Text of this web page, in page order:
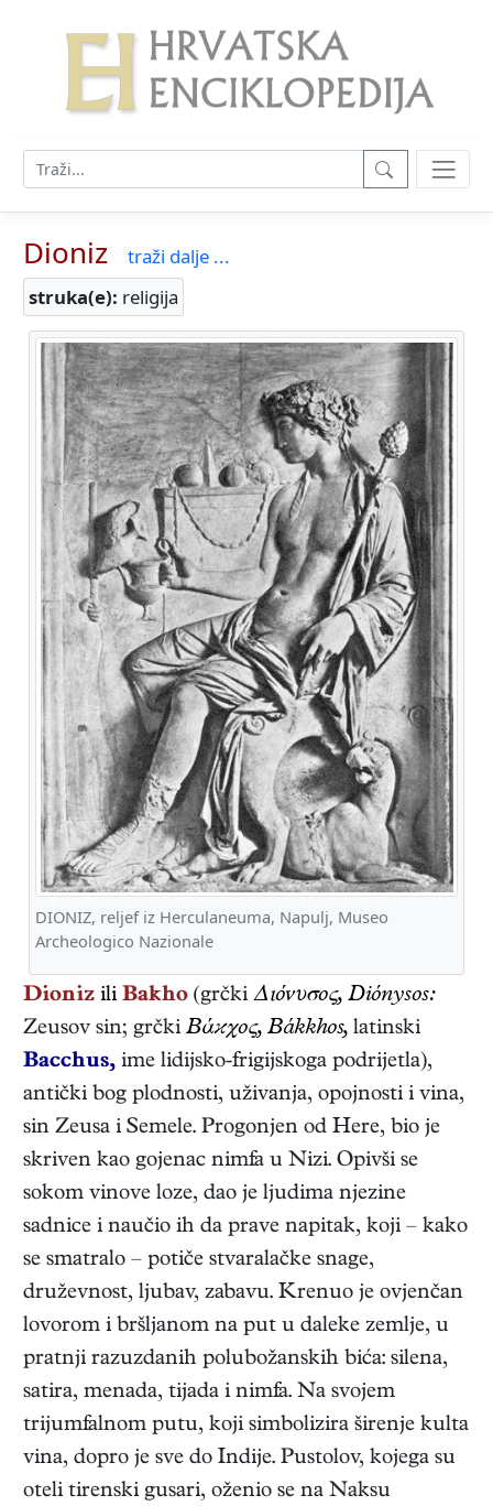
Dioniz
traži dalje ...
struka(e): religija
DIONIZ, reljef iz Herculaneuma, Napulj, Museo
Archeologico Nazionale
Dioniz ili Bakho (grčki Διόνυσος, Diónysos:
Zeusov sin; grčki Bάϰχος, Bákkhos, latinski
Bacchus, ime lidijsko-frigijskoga podrijetla),
antički bog plodnosti, uživanja, opojnosti i vina,
sin Zeusa i Semele. Progonjen od Here, bio je
skriven kao gojenac nimfa u Nizi. Opivši se
sokom vinove loze, dao je ljudima njezine
sadnice i naučio ih da prave napitak, koji – kako
se smatralo – potiče stvaralačke snage,
druževnost, ljubav, zabavu. Krenuo je ovjenčan
lovorom i bršljanom na put u daleke zemlje, u
pratnji razuzdanih polubožanskih bića: silena,
satira, menada, tijada i nimfa. Na svojem
trijumfalnom putu, koji simbolizira širenje kulta
vina, dopro je sve do Indije. Pustolov, kojega su
oteli tirenski gusari, oženio se na Naksu